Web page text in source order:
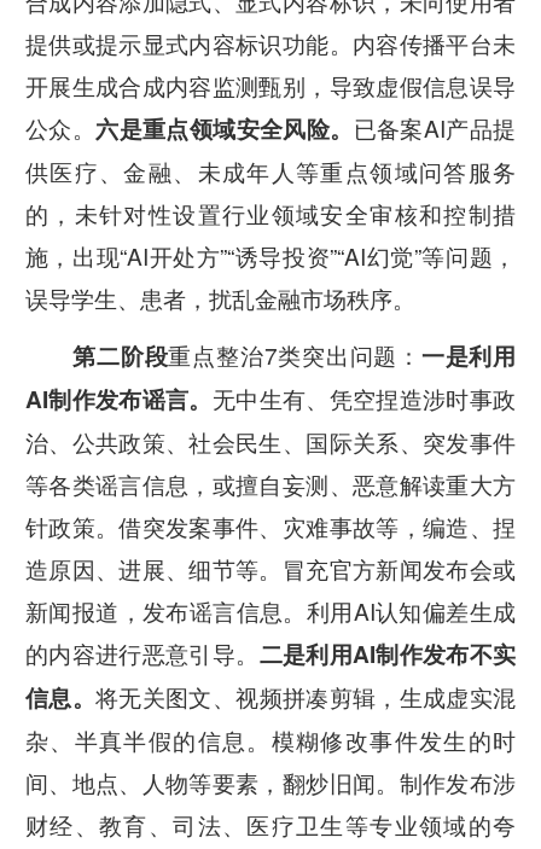
提供或提示显式内容标识功能。内容传播平台未
开展生成合成内容监测甄别，导致虚假信息误导
公众。 六是重点领域安全风险。 已备案AI产品提
供医疗、金融、未成年人等重点领域问答服务
的，未针对性设置行业领域安全审核和控制措
施，出现“AI开处方”“诱导投资”“AI幻觉”等问题，
误导学生、患者，扰乱金融市场秩序。
第二阶段重点整治7类突出问题： 一是利用
AI制作发布谣言。 无中生有、凭空捏造涉时事政
治、公共政策、社会民生、国际关系、突发事件
等各类谣言信息，或擅自妄测、恶意解读重大方
针政策。借突发案事件、灾难事故等，编造、捏
造原因、进展、细节等。冒充官方新闻发布会或
新闻报道，发布谣言信息。利用AI认知偏差生成
的内容进行恶意引导。 二是利用AI制作发布不实
信息。 将无关图文、视频拼凑剪辑，生成虚实混
杂、半真半假的信息。模糊修改事件发生的时
间、地点、人物等要素，翻炒旧闻。制作发布涉
财经、教育、司法、医疗卫生等专业领域的夸